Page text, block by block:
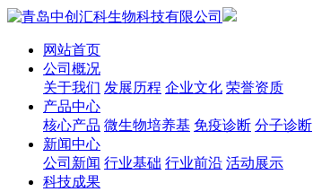
网站首页
公司概况
关于我们 发展历程 企业文化 荣誉资质
产品中心
核心产品 微生物培养基 免疫诊断 分子诊断
新闻中心
公司新闻 行业基础 行业前沿 活动展示
科技成果